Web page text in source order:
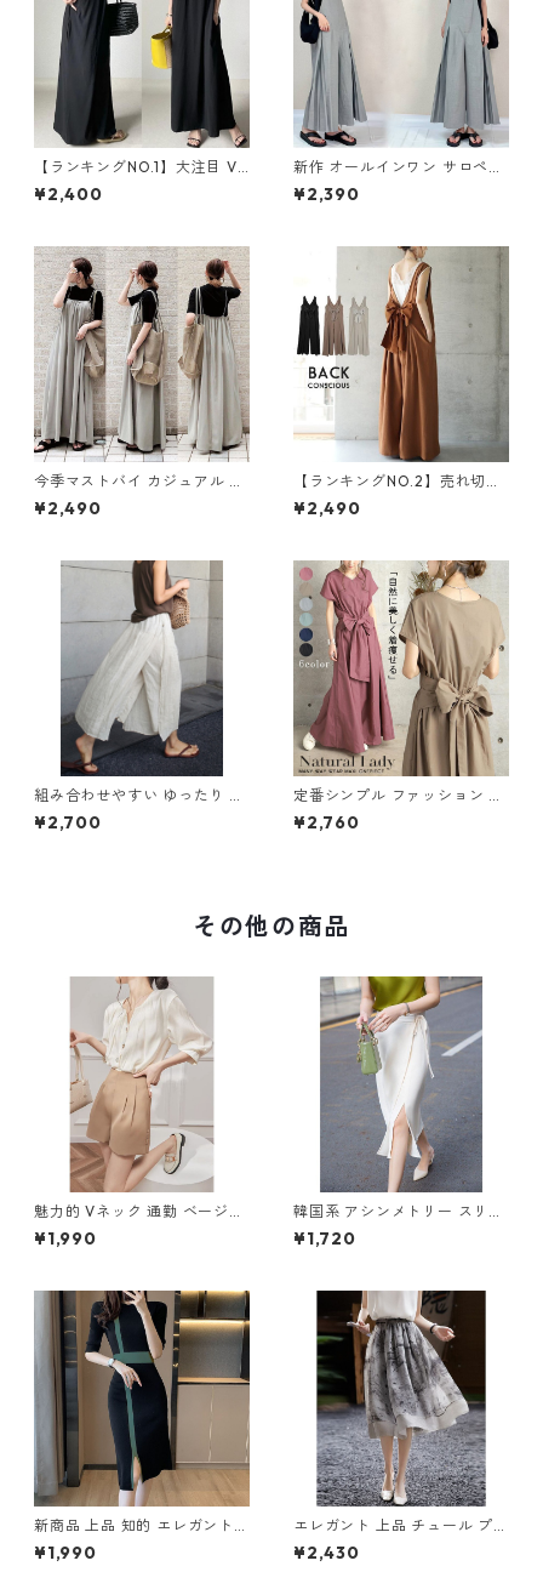
【ランキングNO.1】大注目 V
ネック ノースリーブ ワンピー
ス m-738
¥2,400
新作 オールインワン サロペッ
トパンツ m-462
¥2,390
今季マストバイ カジュアル ゆ
ったりキャミワンピース m-4
65
¥2,490
【ランキングNO.2】売れ切れ
必至 バックリボン4色展開 オ
ールインワン m-385
¥2,490
組み合わせやすい ゆったり キ
ュロットスカート パンツ m-7
63
¥2,700
定番シンプル ファッション 半
袖 バックリボン 6色展開ワン
ピース m-734
¥2,760
その他の商品
魅力的 Vネック 通勤 ベージュ
ブラウス m-285
¥1,990
韓国系 アシンメトリー スリッ
トスカート m-279
¥1,720
新商品 上品 知的 エレガント
切り替え ニットワンピース m
-266
¥1,990
エレガント 上品 チュール プリ
ントスカート m-342
¥2,430